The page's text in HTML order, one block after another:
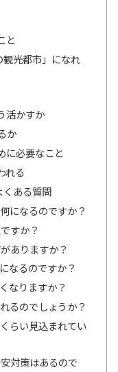
と
光都市」になれ
活かすか
か
に必要なこと
れる
くある質問
になるのですか？
すか？
ありますか？
なるのですか？
なりますか？
るのでしょうか？
らい見込まれてい
対策はあるので